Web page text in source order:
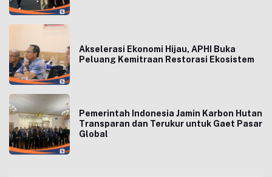
Akselerasi Ekonomi Hijau, APHI Buka
Peluang Kemitraan Restorasi Ekosistem
Pemerintah Indonesia Jamin Karbon Hutan
Transparan dan Terukur untuk Gaet Pasar
Global